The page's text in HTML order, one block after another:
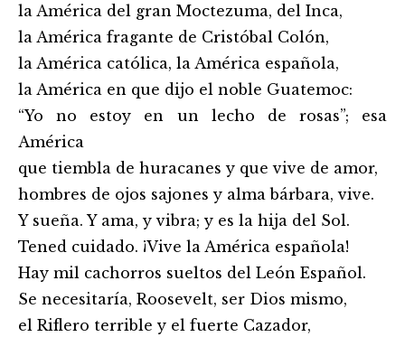
la América del gran Moctezuma, del Inca,
la América fragante de Cristóbal Colón,
la América católica, la América española,
la América en que dijo el noble Guatemoc:
“Yo no estoy en un lecho de rosas”; esa
América
que tiembla de huracanes y que vive de amor,
hombres de ojos sajones y alma bárbara, vive.
Y sueña. Y ama, y vibra; y es la hija del Sol.
Tened cuidado. ¡Vive la América española!
Hay mil cachorros sueltos del León Español.
Se necesitaría, Roosevelt, ser Dios mismo,
el Riflero terrible y el fuerte Cazador,